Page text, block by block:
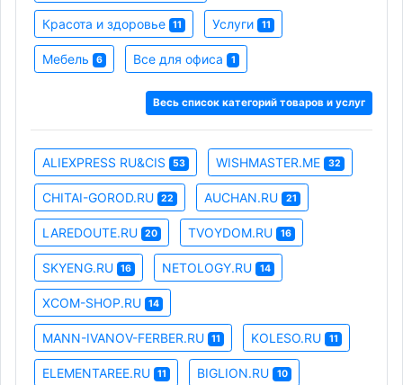
Красота и здоровье 11 Услуги 11
Мебель 6 Все для офиса 1
Весь список категорий товаров и услуг
ALIEXPRESS RU&CIS 53 WISHMASTER.ME 32
CHITAI-GOROD.RU 22 AUCHAN.RU 21
LAREDOUTE.RU 20 TVOYDOM.RU 16
SKYENG.RU 16 NETOLOGY.RU 14
XCOM-SHOP.RU 14
MANN-IVANOV-FERBER.RU 11 KOLESO.RU 11
ELEMENTAREE.RU 11 BIGLION.RU 10